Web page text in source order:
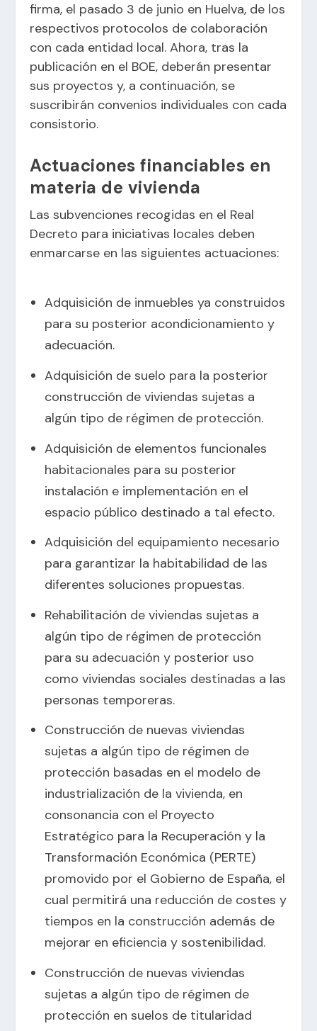
firma, el pasado 3 de junio en Huelva, de los
respectivos protocolos de colaboración
con cada entidad local. Ahora, tras la
publicación en el BOE, deberán presentar
sus proyectos y, a continuación, se
suscribirán convenios individuales con cada
consistorio.
Actuaciones financiables en
materia de vivienda
Las subvenciones recogidas en el Real
Decreto para iniciativas locales deben
enmarcarse en las siguientes actuaciones:
Adquisición de inmuebles ya construidos
para su posterior acondicionamiento y
adecuación.
Adquisición de suelo para la posterior
construcción de viviendas sujetas a
algún tipo de régimen de protección.
Adquisición de elementos funcionales
habitacionales para su posterior
instalación e implementación en el
espacio público destinado a tal efecto.
Adquisición del equipamiento necesario
para garantizar la habitabilidad de las
diferentes soluciones propuestas.
Rehabilitación de viviendas sujetas a
algún tipo de régimen de protección
para su adecuación y posterior uso
como viviendas sociales destinadas a las
personas temporeras.
Construcción de nuevas viviendas
sujetas a algún tipo de régimen de
protección basadas en el modelo de
industrialización de la vivienda, en
consonancia con el Proyecto
Estratégico para la Recuperación y la
Transformación Económica (PERTE)
promovido por el Gobierno de España, el
cual permitirá una reducción de costes y
tiempos en la construcción además de
mejorar en eficiencia y sostenibilidad.
Construcción de nuevas viviendas
sujetas a algún tipo de régimen de
protección en suelos de titularidad